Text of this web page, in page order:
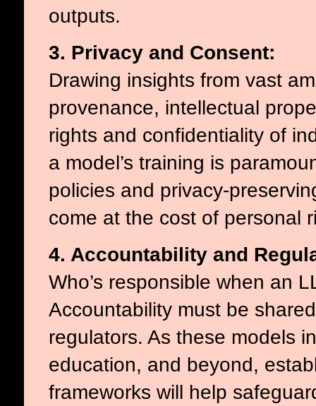
outputs.
3. Privacy and Consent:
Drawing insights from vast
provenance, intellectual
rights and confidentiality of
a model’s training is
policies and privacy-
come at the cost of personal
4. Accountability and
Who’s responsible when an
Accountability must be
regulators. As these models
education, and beyond,
frameworks will help